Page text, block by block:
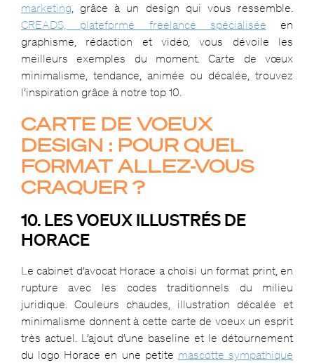
marketing, grâce à un design qui vous ressemble.
CREADS, plateforme freelance spécialisée en
graphisme, rédaction et vidéo, vous dévoile les
meilleurs exemples du moment. Carte de vœux
minimalisme, tendance, animée ou décalée, trouvez
l’inspiration grâce à notre top 10.
CARTE DE VOEUX
DESIGN : POUR QUEL
FORMAT ALLEZ-VOUS
CRAQUER ?
10. LES VOEUX ILLUSTRÉS DE
HORACE
Le cabinet d’avocat Horace a choisi un format print, en
rupture avec les codes traditionnels du milieu
juridique. Couleurs chaudes, illustration décalée et
minimalisme donnent à cette carte de voeux un esprit
très actuel. L’ajout d’une baseline et le détournement
du logo Horace en une petite mascotte sympathique